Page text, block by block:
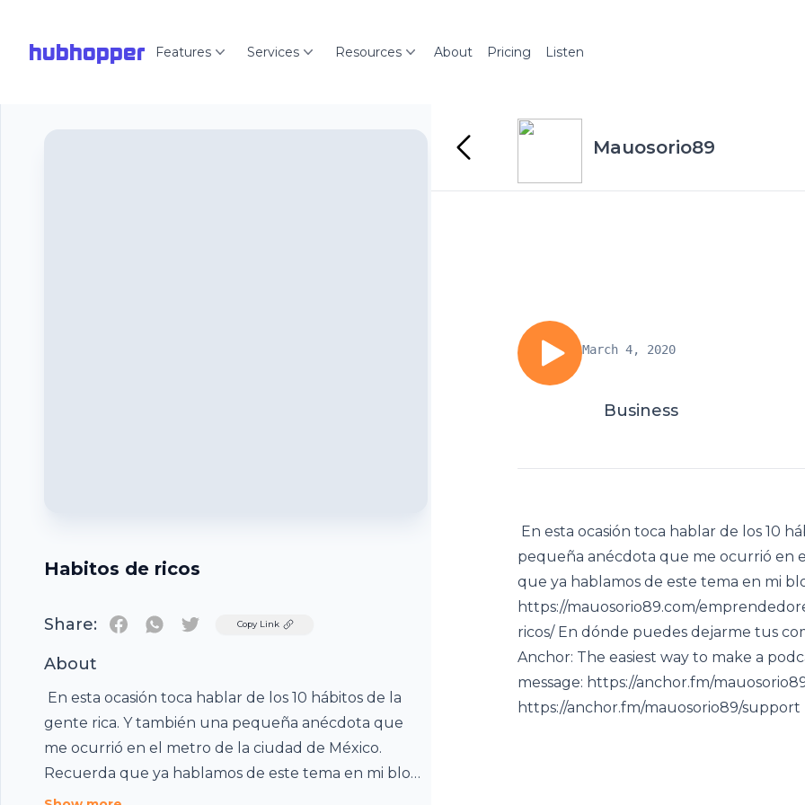
hubhopper Features Services Resources About Pricing Listen
Habitos de ricos
Share: TwitterCopy Link
About
En esta ocasión toca hablar de los 10 hábitos de la
gente rica. Y también una pequeña anécdota que
me ocurrió en el metro de la ciudad de México.
Recuerda que ya hablamos de este tema en mi blog:
https://mauosorio89.com/emprendedores/educacion-
Mauosorio89
March 4, 2020
Business
En esta ocasión toca hablar de los 10
pequeña anécdota que me ocurrió en
que ya hablamos de este tema en mi
https://mauosorio89.com/
ricos/ En dónde puedes dejarme tus
Anchor: The easiest way to make a
message: https://anchor.fm/
https://anchor.fm/mauosorio89/support